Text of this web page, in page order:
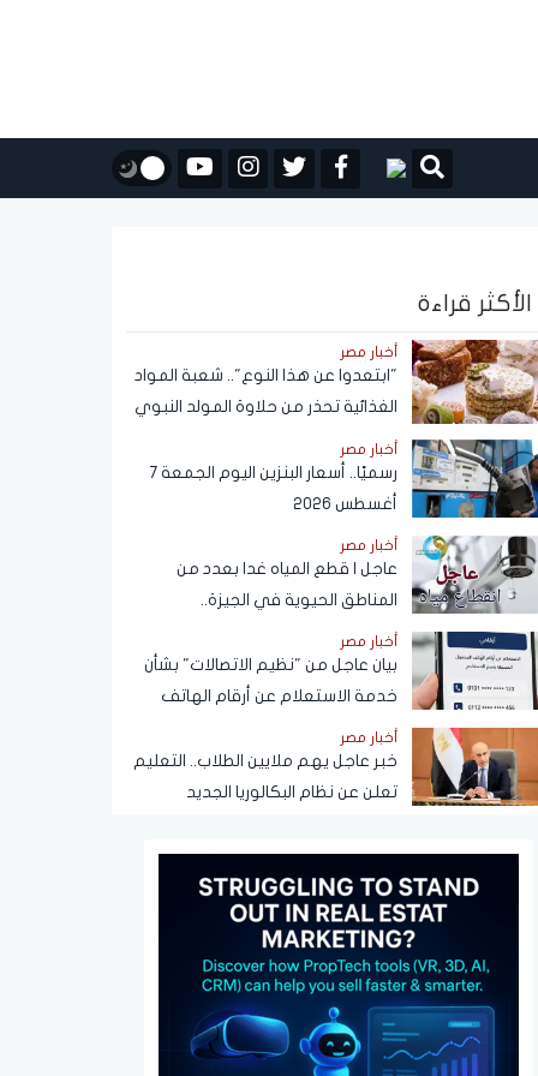
الأكثر قراءة
أخبار مصر
"ابتعدوا عن هذا النوع".. شعبة المواد
الغذائية تحذر من حلاوة المولد النبوي
أخبار مصر
رسميًا.. أسعار البنزين اليوم الجمعة 7
أغسطس 2026
أخبار مصر
عاجل | قطع المياه غدا بعدد من
المناطق الحيوية في الجيزة..
ومناشدات للمواطنين بتدبير
احتياجاتهم
أخبار مصر
بيان عاجل من "نظيم الاتصالات" بشأن
خدمة الاستعلام عن أرقام الهاتف
المحمول المسجلة باسم المستخدم
عبر تطبيق My NTRA
أخبار مصر
خبر عاجل يهم ملايين الطلاب.. التعليم
تعلن عن نظام البكالوريا الجديد